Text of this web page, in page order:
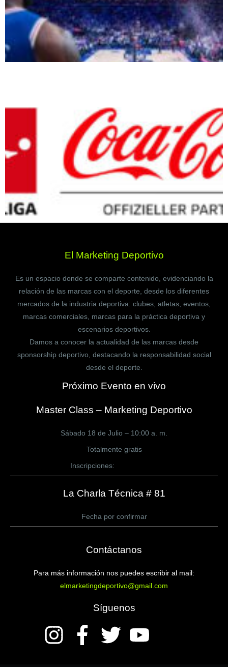
El Marketing Deportivo
Es un espacio donde se comparte contenido, evidenciando la
relación de las marcas con el deporte, desde los diferentes
mercados de la industria deportiva: clubes, atletas, eventos,
marcas comerciales, marcas para la práctica deportiva y
escenarios deportivos.
Damos a conocer la actualidad de las marcas desde
sponsorship deportivo, destacando la responsabilidad social
desde el deporte.
Próximo Evento en vivo
Master Class – Marketing Deportivo
Sábado 18 de Julio – 10:00 a. m.
Totalmente gratis
Inscripciones:
La Charla Técnica # 81
Fecha por confirmar
Contáctanos
Para más información nos puedes escribir al mail:
elmarketingdeportivo@gmail.com
Síguenos